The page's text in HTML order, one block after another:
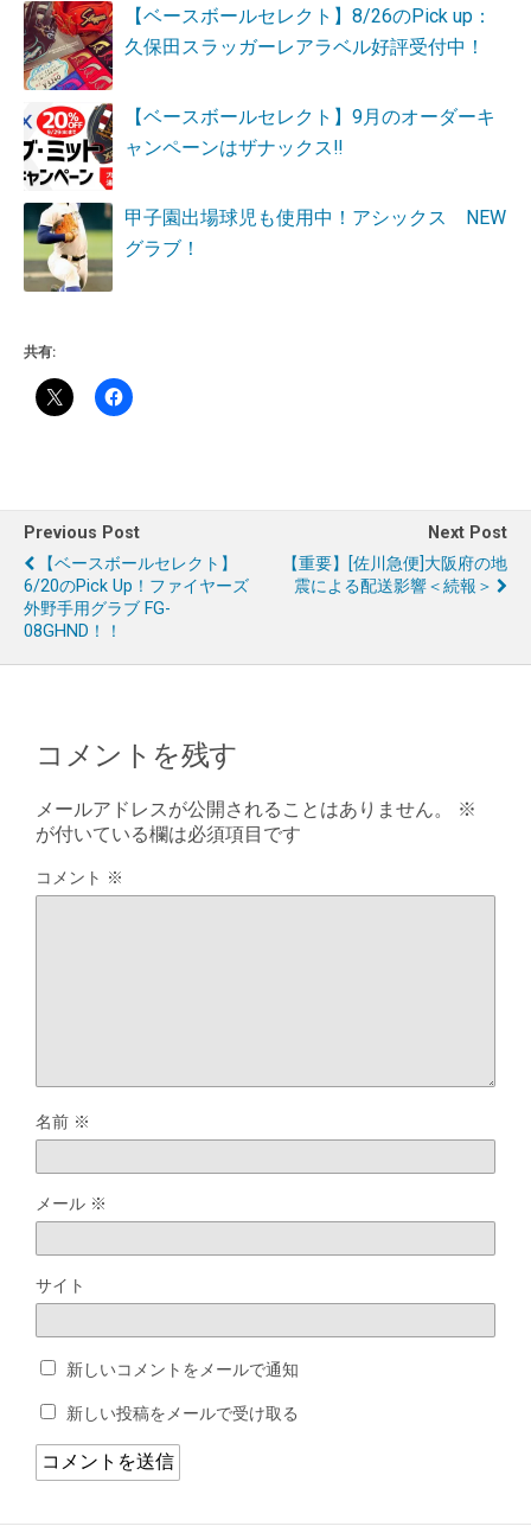
【ベースボールセレクト】8/26のPick up：
久保田スラッガーレアラベル好評受付中！
【ベースボールセレクト】9月のオーダーキ
ャンペーンはザナックス‼
甲子園出場球児も使用中！アシックス NEW
グラブ！
共有:
Previous Post
【ベースボールセレクト】
6/20のPick Up！ファイヤーズ
外野手用グラブ FG-
08GHND！！
Next Post
【重要】[佐川急便]大阪府の地
震による配送影響＜続報＞
コメントを残す
メールアドレスが公開されることはありません。
※
が付いている欄は必須項目です
コメント ※
名前 ※
メール ※
サイト
新しいコメントをメールで通知
新しい投稿をメールで受け取る